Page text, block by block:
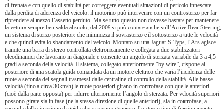
di frenata e con quello di stabilità per correggere eventuali situazioni di pericolo innescate
dalla perdita di aderenza del veicolo: il motorino può intervenire con un controsterzo per far
riprendere al mezzo l’assetto perduto. Ma se tutto questo non dovesse bastare per mantenere
la vettura sempre ben salda al suolo, dal 2009 si può contare anche sull’Active Rear Steering,
un sistema di sterzo posteriore che minimizza il sovrasterzo e il sottosterzo a tutte le velocità
e che quindi evita lo sbandamento del veicolo. Montato su una Jaguar S-Type, l’Ars agisce
tramite una barra di sterzo controllata elettronicamente e collegata a due stabilizzatori
oleodinamici che lavorano in diagonale e consente un angolo di sterzata variabile da 3 a 4,5
gradi a seconda della velocità. Il sistema, collegato anteriormente “by wire”, dispone al
posteriore di una scatola guida comandata da un motore elettrico che varia l’incidenza delle
ruote a seconda dei segnali trasmessi dalle centraline di controllo della stabilità. Alle basse
velocità (fino a circa 30km/h) le ruote posteriori girano in controfase con quelle anteriori
(cioè dalla parte opposta) per ridurre ulteriormente l’angolo di sterzata. Per velocità superiori
possono girare sia in fase (nella stessa direzione di quelle anteriori), sia in controfase, a